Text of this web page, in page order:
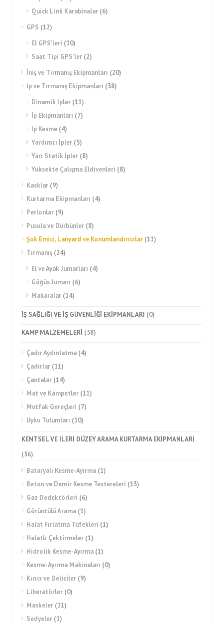
Quick Link Karabinalar (6)
GPS (12)
El GPS’leri (10)
Saat Tipi GPS’ler (2)
İniş ve Tırmanış Ekipmanları (20)
İp ve Tırmanış Ekipmanları (38)
Dinamik İpler (11)
İp Ekipmanları (7)
İp Kesme (4)
Yardımcı İpler (5)
Yarı Statik İpler (8)
Yüksekte Çalışma Eldivenleri (8)
Kasklar (9)
Kurtarma Ekipmanları (4)
Perlonlar (9)
Pusula ve Dürbünler (8)
Şok Emici, Lanyard ve Konumlandırıcılar (11)
Tırmanış (24)
El ve Ayak Jumarları (4)
Göğüs Jumarı (6)
Makaralar (14)
İŞ SAĞLIĞI VE İŞ GÜVENLİĞİ EKİPMANLARI (0)
KAMP MALZEMELERİ (58)
Çadır Aydınlatma (4)
Çadırlar (11)
Çantalar (14)
Mat ve Kampetler (11)
Mutfak Gereçleri (7)
Uyku Tulumları (10)
KENTSEL VE İLERİ DÜZEY ARAMA KURTARMA EKİPMANLARI
(56)
Bataryalı Kesme-Ayırma (1)
Beton ve Demir Kesme Testereleri (13)
Gaz Dedektörleri (6)
Görüntülü Arama (1)
Halat Fırlatma Tüfekleri (1)
Halatlı Çektirmeler (1)
Hidrolik Kesme-Ayırma (1)
Kesme-Ayırma Makinaları (0)
Kırıcı ve Deliciler (9)
Liberatörler (0)
Maskeler (11)
Sedyeler (1)